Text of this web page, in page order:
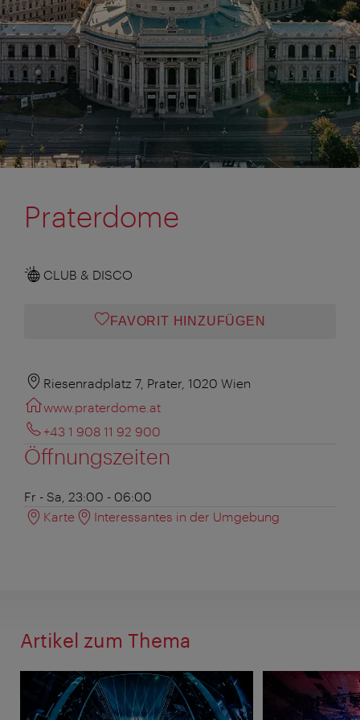
Praterdome
CLUB & DISCO
FAVORIT HINZUFÜGEN
Riesenradplatz 7, Prater, 1020 Wien
www.praterdome.at
+43 1 908 11 92 900
Öffnungszeiten
Fr - Sa, 23:00 - 06:00
Karte
Interessantes in der Umgebung
Artikel zum Thema